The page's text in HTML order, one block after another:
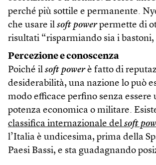
perché più sottile e permanente.
che usare il soft powerpermette di
risultati “risparmiando sia i bastoni,
Percezione e conoscenza
Poiché il soft powerè fatto di
desiderabilità, una nazione lo può
modo efficace perfino senza essere
potenza economica o militare.
classifica internazionale del soft
l’Italia è undicesima, prima della
Paesi Bassi, e sta guadagnando